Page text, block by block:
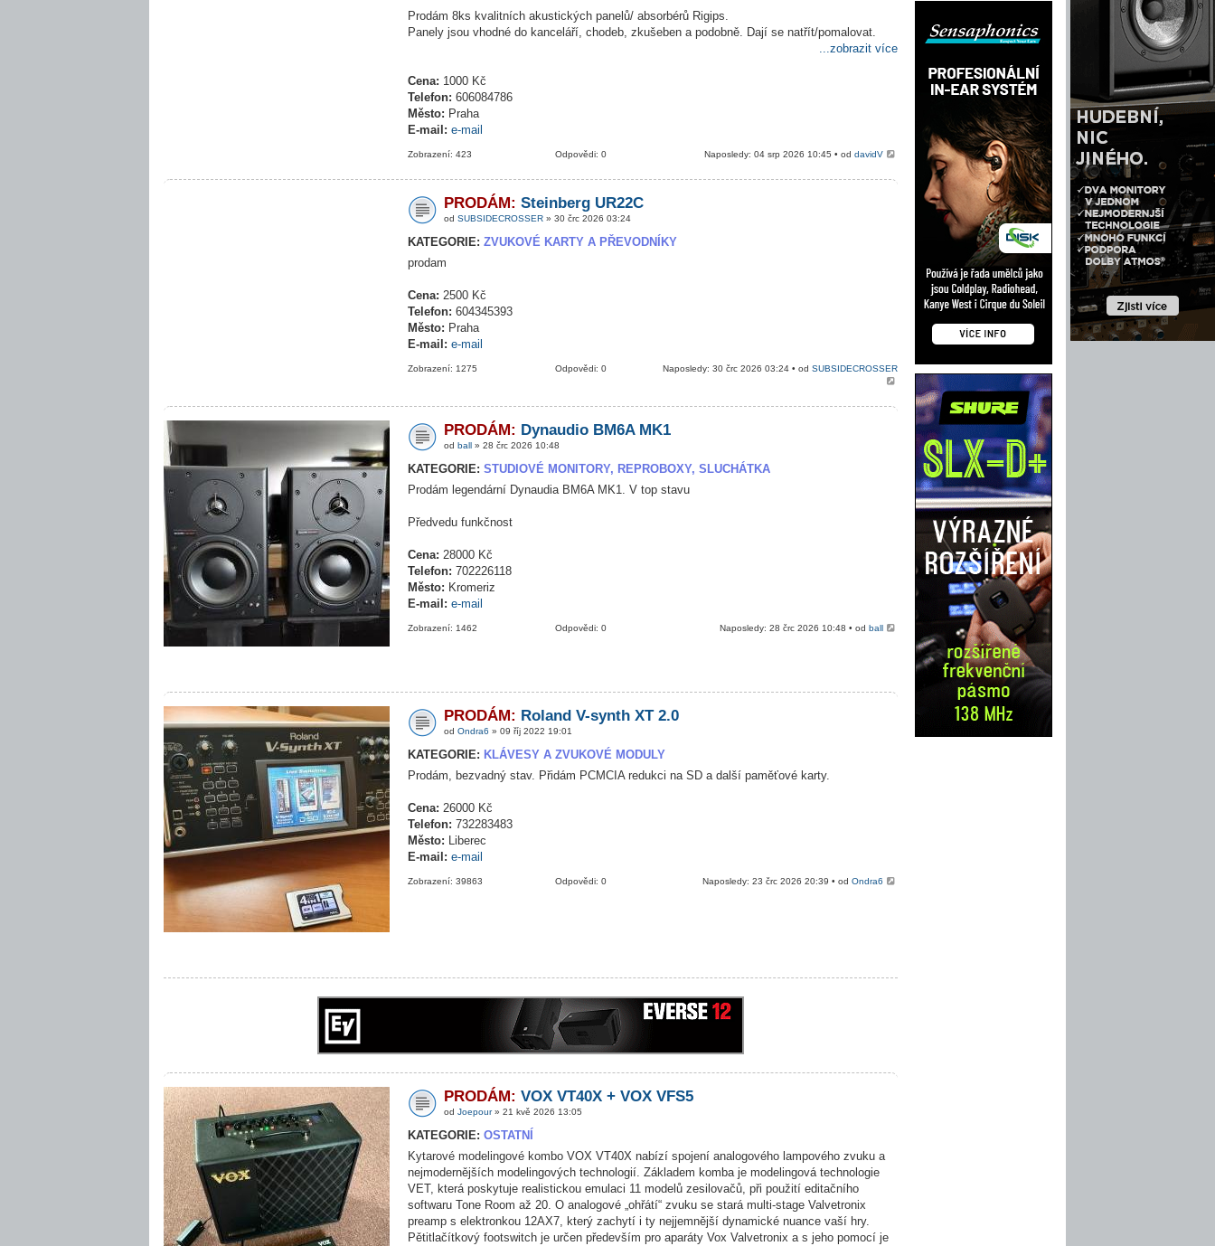
Prodám 8ks kvalitních akustických panelů/ absorbérů Rigips.
Panely jsou vhodné do kanceláří, chodeb, zkušeben a podobně. Dají se natřít/pomalovat.
...zobrazit více
Cena: 1000 Kč
Telefon: 606084786
Město: Praha
E-mail: e-mail
Naposledy: 04 srp 2026 10:45 • oddavidV
Odpovědi: 0
Zobrazení: 423
PRODÁM: Steinberg UR22C
od SUBSIDECROSSER » 30 črc 2026 03:24
KATEGORIE: ZVUKOVÉ KARTY A PŘEVODNÍKY
prodam
Cena: 2500 Kč
Telefon: 604345393
Město: Praha
E-mail: e-mail
Naposledy: 30 črc 2026 03:24 • od SUBSIDECROSSER
Odpovědi: 0
Zobrazení: 1275
PRODÁM: Dynaudio BM6A MK1
od ball » 28 črc 2026 10:48
KATEGORIE: STUDIOVÉ MONITORY, REPROBOXY, SLUCHÁTKA
Prodám legendární Dynaudia BM6A MK1. V top stavu
Předvedu funkčnost
Cena: 28000 Kč
Telefon: 702226118
Město: Kromeriz
E-mail: e-mail
Naposledy: 28 črc 2026 10:48 • odball
Odpovědi: 0
Zobrazení: 1462
PRODÁM: Roland V-synth XT 2.0
od Ondra6 » 09 říj 2022 19:01
KATEGORIE: KLÁVESY A ZVUKOVÉ MODULY
Prodám, bezvadný stav. Přidám PCMCIA redukci na SD a další paměťové karty.
Cena: 26000 Kč
Telefon: 732283483
Město: Liberec
E-mail: e-mail
Naposledy: 23 črc 2026 20:39 • odOndra6
Odpovědi: 0
Zobrazení: 39863
PRODÁM: VOX VT40X + VOX VFS5
od Joepour» 21 kvě 2026 13:05
KATEGORIE: OSTATNÍ
Kytarové modelingové kombo VOX VT40X nabízí spojení analogového lampového zvuku a
nejmodernějších modelingových technologií. Základem komba je modelingová technologie
VET, která poskytuje realistickou emulaci 11 modelů zesilovačů, při použití editačního
softwaru Tone Room až 20. O analogové „ohřátí“ zvuku se stará multi-stage Valvetronix
preamp s elektronkou 12AX7, který zachytí i ty nejjemnější dynamické nuance vaší hry.
Pětitlačítkový footswitch je určen především pro aparáty Vox Valvetronix a s jeho pomocí je